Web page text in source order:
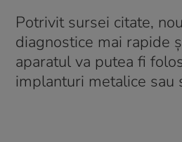
Potrivit sursei citate,
diagnostice mai rapide
aparatul va putea fi
implanturi metalice sau